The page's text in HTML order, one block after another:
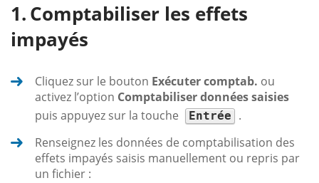
Comptabiliser les effets
impayés
Cliquez sur le bouton Exécuter comptab. ou
activez l’option Comptabiliser données saisies
puis appuyez sur la touche
Entrée
.
Renseignez les données de comptabilisation des
effets impayés saisis manuellement ou repris par
un fichier :